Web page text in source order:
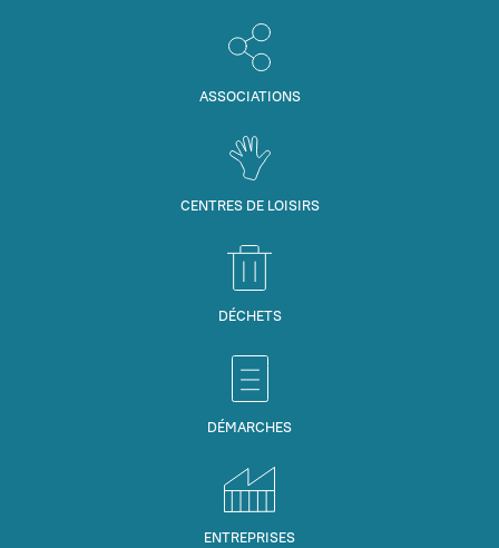
ASSOCIATIONS
CENTRES DE LOISIRS
DÉCHETS
DÉMARCHES
ENTREPRISES